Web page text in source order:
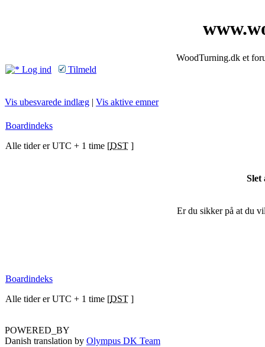
WoodTurning.dk et
Log ind
Tilmeld
Vis ubesvarede indlæg | Vis aktive emner
Boardindeks
Alle tider er UTC + 1 time [DST ]
Slet
Er du sikker på at du
Boardindeks
Alle tider er UTC + 1 time [DST ]
POWERED_BY
Danish translation by Olympus DK Team